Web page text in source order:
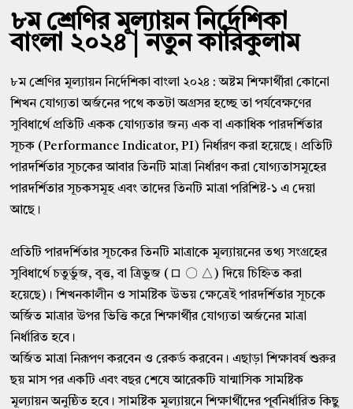
৮ম শ্রেণির মূল্যায়ন নির্দেশিকা
বাংলা ২০২৪ | নতুন কারিকুলাম
৮ম শ্রেণির মূল্যায়ন নির্দেশিকা বাংলা ২০২৪ : অষ্টম শিক্ষার্থীরা কোনো
শিখন যোগ্যতা অর্জনের পথে কতটা অগ্রসর হচ্ছে তা পর্যবেক্ষণের
সুবিধার্থে প্রতিটি একক যোগ্যতার জন্য এক বা একাধিক পারদর্শিতার
সূচক (Performance Indicator, PI) নির্ধারণ করা হয়েছে। প্রতিটি
পারদর্শিতার সূচকের আবার তিনটি মাত্রা নির্ধারণ করা যোগ্যতাসমূহের
পারদর্শিতার সূচকসমূহ এবং তাদের তিনটি মাত্রা পরিশিষ্ট-১ এ দেয়া
আছে।
প্রতিটি পারদর্শিতার সূচকের তিনটি মাত্রাকে মূল্যায়নের তথ্য সংগ্রহের
সুবিধার্থে চতুর্ভুজ, বৃত্ত, বা ত্রিভুজ (ロ 〇 △) দিয়ে চিহ্নিত করা
হয়েছে)। শিখনকালীন ও সামষ্টিক উভয় ক্ষেত্রেই পারদর্শিতার সূচকে
অর্জিত মাত্রার উপর ভিত্তি করে শিক্ষার্থীর যোগ্যতা অর্জনের মাত্রা
নির্ধারিত হবে।
অর্জিত মাত্রা নিরূপণ করবেন ও রেকর্ড করবেন। এছাড়া শিক্ষাবর্ষ শুরুর
ছয় মাস পর একটি এবং বছর শেষে আরেকটি যান্মাসিক সামষ্টিক
মূল্যায়ন অনুষ্ঠিত হবে। সামষ্টিক মূল্যায়নে শিক্ষার্থীদের পূর্বনির্ধারিত কিছু